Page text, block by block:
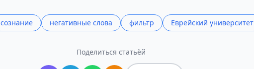
сознание негативные слова фильтр Еврейский университет
Поделиться статьёй